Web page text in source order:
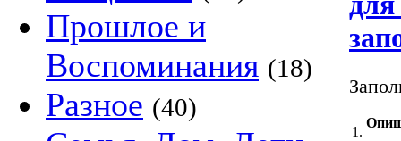
Прошлое и
Воспоминания (18)
Разное (40)
1.